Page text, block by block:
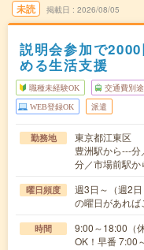
未読 掲載日 2026/08/05
説明会参加で
める生活支援
職種未経験OK 交通費別
WEB登録OK 派遣
勤務地
東京都江東区
豊洲駅から---
分／市場前駅か
曜日頻度
週3日～（週2
の曜日があれば
時間
9:00～18:00（
OK！早番 7:00